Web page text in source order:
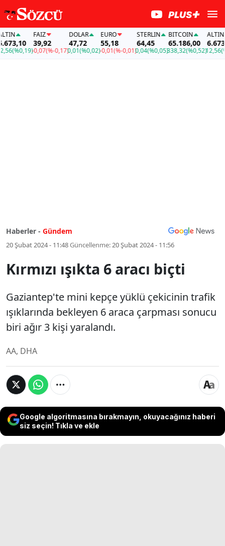
FAİZ
39,92
-0,07(%-0,17)
DOLAR
47,72
0,01(%0,02)
EURO
55,18
-0,01(%-0,01)
STERLIN
64,45
0,04(%0,05)
BITCOIN
65.186,00
338,32(%0,52)
ALTIN
6.673,10
12,56
Haberler - Gündem
20 Şubat 2024 - 11:48Güncellenme:20 Şubat 2024 - 11:56
Kırmızı ışıkta 6 aracı biçti
Gaziantep'te mini kepçe yüklü çekicinin trafik
ışıklarında bekleyen 6 araca çarpması sonucu
biri ağır 3 kişi yaralandı.
AA, DHA
Google algoritmasına bırakmayın, okuyacağınız haberi
siz seçin! Tıkla ve ekle